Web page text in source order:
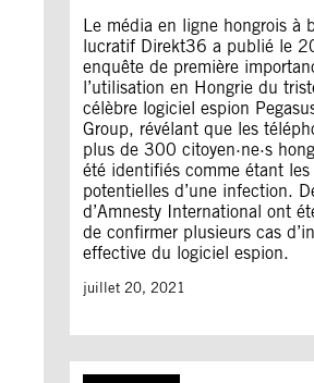
Le média en ligne hongrois à
lucratif Direkt36 a publié le
enquête de première
l’utilisation en Hongrie du
célèbre logiciel espion
Group, révélant que les
plus de 300 citoyen·ne·s
été identifiés comme étant
potentielles d’une infection.
d’Amnesty International ont
de confirmer plusieurs cas
effective du logiciel espion.
juillet 20, 2021